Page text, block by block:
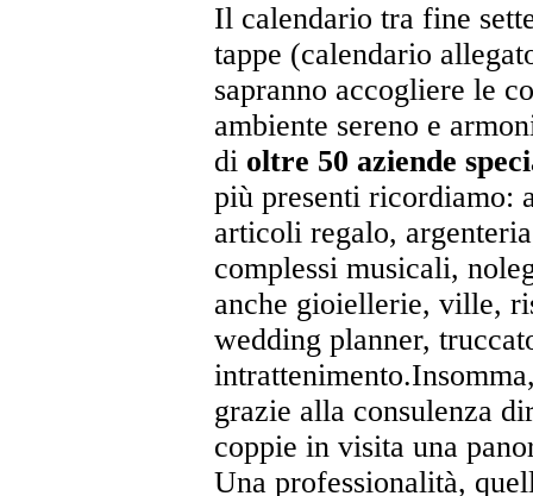
Il calendario tra fine
tappe (calendario
sapranno accogliere le
ambiente sereno e
di oltre 50 aziende
più presenti ricordiamo:
articoli regalo,
complessi musicali,
anche gioiellerie, ville,
wedding planner,
grazie alla consulenza
coppie in visita una
Una professionalità,